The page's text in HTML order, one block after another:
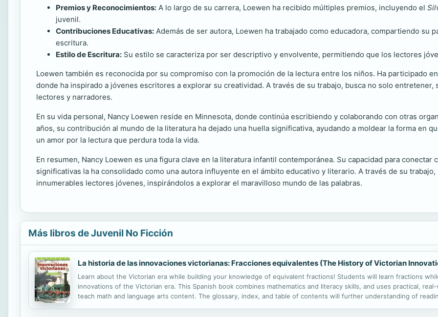
Premios y Reconocimientos: A lo largo de su carrera, Loewen ha recibido múltiples premios, incluyendo el
juvenil.
Contribuciones Educativas: Además de ser autora, Loewen ha trabajado como educadora, compartiendo su
escritura.
Estilo de Escritura: Su estilo se caracteriza por ser descriptivo y envolvente, permitiendo que los lectores
Loewen también es reconocida por su compromiso con la promoción de la lectura entre los niños. Ha participado
donde ha inspirado a jóvenes escritores a explorar su creatividad. A través de su trabajo, busca no solo
lectores y narradores.
En su vida personal, Nancy Loewen reside en Minnesota, donde continúa escribiendo y colaborando con otras
años, su contribución al mundo de la literatura ha dejado una huella significativa, ayudando a moldear la forma en
un amor por la lectura que perdura toda la vida.
En resumen, Nancy Loewen es una figura clave en la literatura infantil contemporánea. Su capacidad para
significativas la ha consolidado como una autora influyente en el ámbito educativo y literario. A través de su
innumerables lectores jóvenes, inspirándolos a explorar el maravilloso mundo de las palabras.
Más libros de Juvenil No Ficción
La historia de las innovaciones victorianas: Fracciones equivalentes (The History of Victorian
Learn about the Victorian era while building your knowledge of equivalent fractions! Students will learn fractions
innovations of the Victorian era. This Spanish book combines mathematics and literacy skills, and uses practical,
teach math and language arts content. The glossary, index, and table of contents will further understanding of